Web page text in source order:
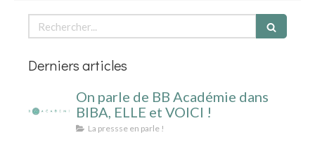
Rechercher
Derniers articles
On parle de BB Académie dans
BIBA, ELLE et VOICI !
La pressse en parle !